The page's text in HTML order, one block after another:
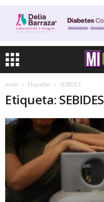
Inicio Etiquetas SEBIDES
Etiqueta: SEBIDES